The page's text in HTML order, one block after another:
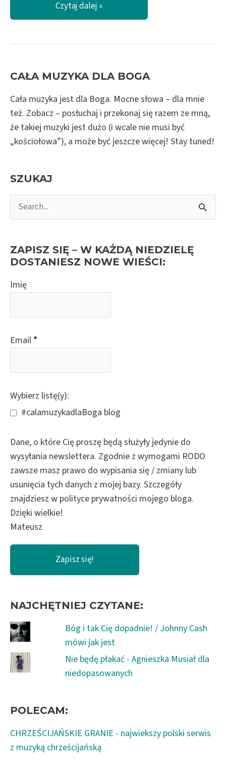
TobyMac
–
Czytaj dalej »
CAŁA MUZYKA DLA BOGA
Cała muzyka jest dla Boga. Mocne słowa – dla mnie
też. Zobacz – posłuchaj i przekonaj się razem ze mną,
że takiej muzyki jest dużo (i wcale nie musi być
„kościołowa”), a może być jeszcze więcej! Stay tuned!
SZUKAJ
r
c
f
r
ZAPISZ SIĘ – W KAŻDĄ NIEDZIELĘ
DOSTANIESZ NOWE WIEŚCI:
Imię
Email *
Wybierz listę(y):
#calamuzykadlaBoga blog
Dane, o które Cię proszę będą służyły jedynie do
wysyłania newslettera. Zgodnie z wymogami RODO
zawsze masz prawo do wypisania się / zmiany lub
usunięcia tych danych z mojej bazy. Szczegóły
znajdziesz w polityce prywatności mojego bloga.
Dzięki wielkie!
Mateusz
NAJCHĘTNIEJ CZYTANE:
Bóg i tak Cię dopadnie! / Johnny Cash
mówi jak jest
Nie będę płakać - Agnieszka Musiał dla
niedopasowanych
POLECAM:
CHRZEŚCIJAŃSKIE GRANIE - najwiekszy polski serwis
z muzyką chrześcijańską